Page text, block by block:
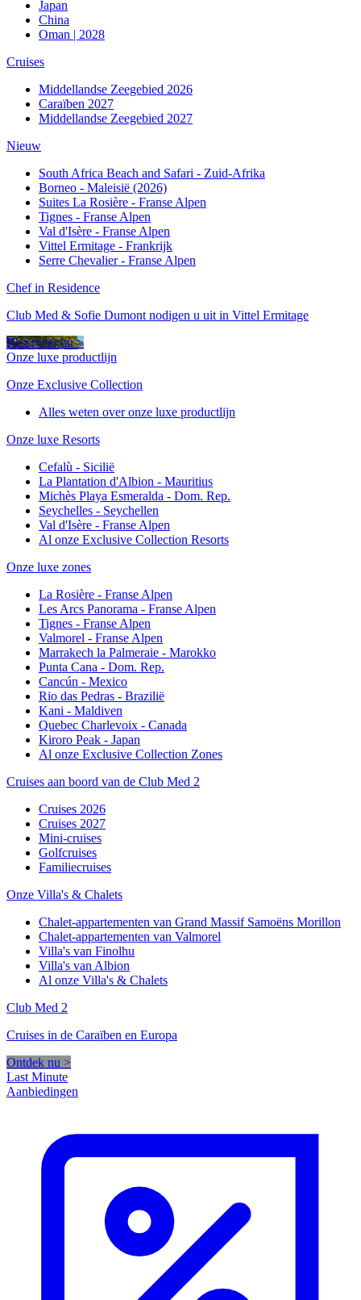
Japan
China
Oman | 2028
Cruises
Middellandse Zeegebied 2026
Caraïben 2027
Middellandse Zeegebied 2027
Nieuw
South Africa Beach and Safari - Zuid-Afrika
Borneo - Maleisië (2026)
Suites La Rosière - Franse Alpen
Tignes - Franse Alpen
Val d'Isère - Franse Alpen
Vittel Ermitage - Frankrijk
Serre Chevalier - Franse Alpen
Chef in Residence
Club Med & Sofie Dumont nodigen u uit in Vittel Ermitage
Reserveer nu >
Onze luxe productlijn
Onze Exclusive Collection
Alles weten over onze luxe productlijn
Onze luxe Resorts
Cefalù - Sicilië
La Plantation d'Albion - Mauritius
Michès Playa Esmeralda - Dom. Rep.
Seychelles - Seychellen
Val d'Isère - Franse Alpen
Al onze Exclusive Collection Resorts
Onze luxe zones
La Rosière - Franse Alpen
Les Arcs Panorama - Franse Alpen
Tignes - Franse Alpen
Valmorel - Franse Alpen
Marrakech la Palmeraie - Marokko
Punta Cana - Dom. Rep.
Cancún - Mexico
Rio das Pedras - Brazilië
Kani - Maldiven
Quebec Charlevoix - Canada
Kiroro Peak - Japan
Al onze Exclusive Collection Zones
Cruises aan boord van de Club Med 2
Cruises 2026
Cruises 2027
Mini-cruises
Golfcruises
Familiecruises
Onze Villa's & Chalets
Chalet-appartementen van Grand Massif Samoëns Morillon
Chalet-appartementen van Valmorel
Villa's van Finolhu
Villa's van Albion
Al onze Villa's & Chalets
Club Med 2
Cruises in de Caraïben en Europa
Ontdek nu >
Last Minute
Aanbiedingen